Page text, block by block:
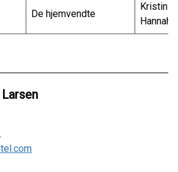
De hjemvendte
Kristin
Hannah